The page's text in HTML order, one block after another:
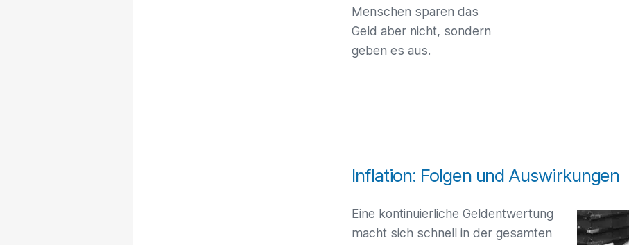
Menschen sparen das
Geld aber nicht, sondern
geben es aus.
Inflation: Folgen und Auswirkungen
Eine kontinuierliche Geldentwertung
macht sich schnell in der gesamten